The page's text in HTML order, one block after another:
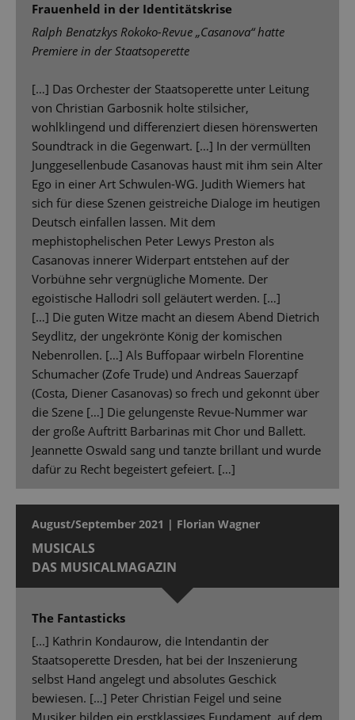
Frauenheld in der Identitätskrise
Ralph Benatzkys Rokoko-Revue „Casanova“ hatte
Premiere in der Staatsoperette
[…] Das Orchester der Staatsoperette unter Leitung
von Christian Garbosnik holte stilsicher,
wohlklingend und differenziert diesen hörenswerten
Soundtrack in die Gegenwart. […] In der vermüllten
Junggesellenbude Casanovas haust mit ihm sein Alter
Ego in einer Art Schwulen-WG. Judith Wiemers hat
sich für diese Szenen geistreiche Dialoge im heutigen
Deutsch einfallen lassen. Mit dem
mephistophelischen Peter Lewys Preston als
Casanovas innerer Widerpart entstehen auf der
Vorbühne sehr vergnügliche Momente. Der
egoistische Hallodri soll geläutert werden. […]
[…] Die guten Witze macht an diesem Abend Dietrich
Seydlitz, der ungekrönte König der komischen
Nebenrollen. […] Als Buffopaar wirbeln Florentine
Schumacher (Zofe Trude) und Andreas Sauerzapf
(Costa, Diener Casanovas) so frech und gekonnt über
die Szene […] Die gelungenste Revue-Nummer war
der große Auftritt Barbarinas mit Chor und Ballett.
Jeannette Oswald sang und tanzte brillant und wurde
dafür zu Recht begeistert gefeiert. […]
August/September 2021 | Florian Wagner
MUSICALS
DAS MUSICALMAGAZIN
The Fantasticks
[...] Kathrin Kondaurow, die Intendantin der
Staatsoperette Dresden, hat bei der Inszenierung
selbst Hand angelegt und absolutes Geschick
bewiesen. […] Peter Christian Feigel und seine